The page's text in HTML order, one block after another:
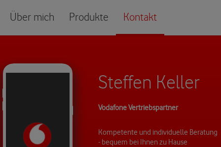
Über mich Produkte Kontakt
Steffen Keller
Vodafone Vertriebspartner
Kompetente und individuelle Beratung
- bequem bei Ihnen zu Hause